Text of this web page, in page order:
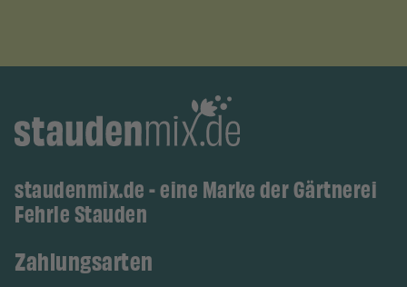
staudenmix.de - eine Marke der Gärtnerei
Fehrle Stauden
Zahlungsarten